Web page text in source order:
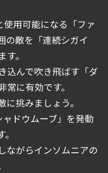
用可能になる「ファ
の敵を「連続シガイ
。
込んで吹き飛ばす「ダ
に有効です。
挑みましょう。
ドウムーブ」を発動
ながらインソムニアの